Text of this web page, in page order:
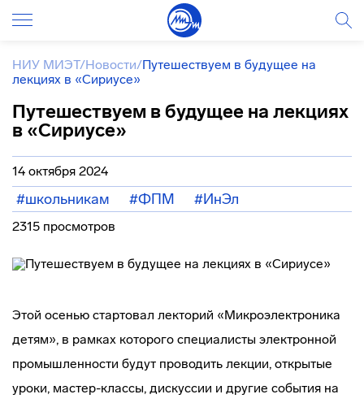
НИУ МИЭТ/Новости/Путешествуем в будущее на
лекциях в «Сириусе»
Путешествуем в будущее на лекциях
в «Сириусе»
14 октября 2024
#школьникам #ФПМ #ИнЭл
2315 просмотров
Этой осенью стартовал лекторий «Микроэлектроника
детям», в рамках которого специалисты электронной
промышленности будут проводить лекции, открытые
уроки, мастер-классы, дискуссии и другие события на